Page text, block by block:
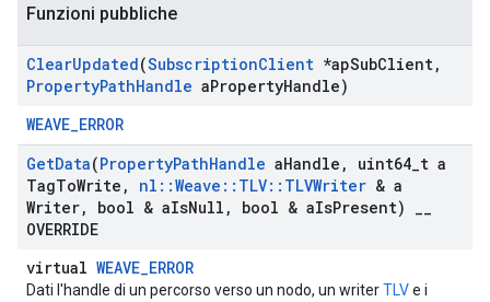
Funzioni pubbliche
ClearUpdated(SubscriptionClient *apSubClient,
PropertyPathHandle aPropertyHandle)
WEAVE_ERROR
GetData(PropertyPathHandle aHandle , uint64 t a
TagToWrite , nl ::Weave :: TLV:: TLVWriter & a
Writer, bool & aIsNull , bool & aIsPresent)
OVERRIDE
virtual WEAVE_ERROR
Dati l'handle di un percorso verso un nodo, un writerTLVe i